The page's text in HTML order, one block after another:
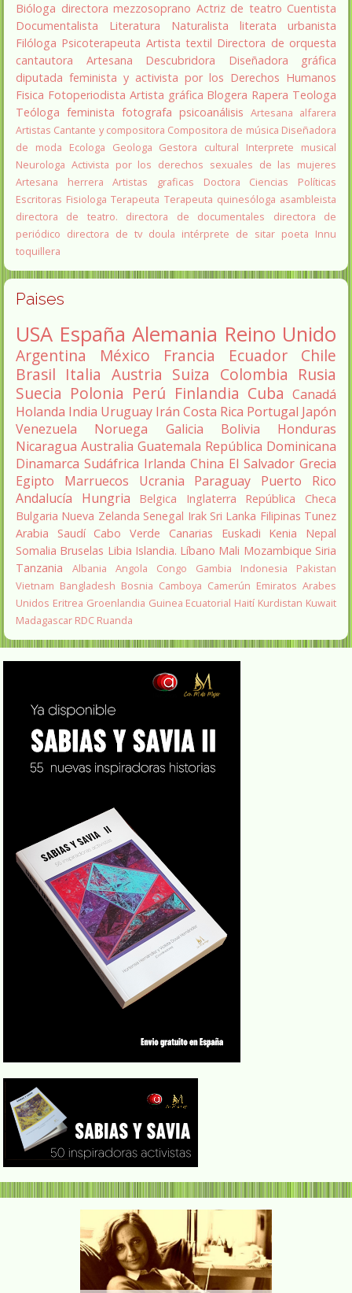
Bióloga directora mezzosoprano Actriz de teatro Cuentista
Documentalista
Literatura Naturalista literata
urbanista
Filóloga Psicoterapeuta Artista textil Directora de orquesta
cantautora
Artesana Descubridora
Diseñadora gráfica
diputada feminista y activista por los Derechos Humanos
Fisica Fotoperiodista Artista gráfica Blogera Rapera Teologa
Teóloga feminista fotografa psicoanálisis Artesana alfarera
Artistas Cantante y compositora Compositora de música Diseñadora
de moda
Ecologa Geologa Gestora cultural
Interprete musical
Neurologa Activista por los derechos sexuales de las mujeres
Artesana herrera
Artistas graficas
Doctora Ciencias Políticas
Escritoras Fisiologa Terapeuta Terapeuta quinesóloga asambleista
directora de teatro.
directora de documentales
directora de
periódico directora de tv doula intérprete de sitar poeta Innu
toquillera
Paises
USA España Alemania Reino Unido
Argentina México Francia Ecuador
Chile
Brasil Italia Austria Suiza Colombia Rusia
Suecia Polonia Perú Finlandia Cuba Canadá
Holanda India Uruguay Irán Costa Rica Portugal Japón
Venezuela
Noruega Galicia Bolivia
Honduras
Nicaragua Australia Guatemala República Dominicana
Dinamarca Sudáfrica Irlanda China El Salvador Grecia
Egipto
Marruecos Ucrania Paraguay
Puerto Rico
Andalucía
Hungria Belgica Inglaterra
República Checa
Bulgaria Nueva Zelanda Senegal Irak Sri Lanka Filipinas Tunez
Arabia Saudí Cabo Verde Canarias Euskadi Kenia
Nepal
Somalia Bruselas Libia Islandia. Líbano Mali Mozambique Siria
Tanzania
Albania Angola Congo Gambia Indonesia
Pakistan
Vietnam Bangladesh Bosnia Camboya Camerún Emiratos Arabes
Unidos Eritrea Groenlandia Guinea Ecuatorial Haití Kurdistan Kuwait
Madagascar RDC Ruanda